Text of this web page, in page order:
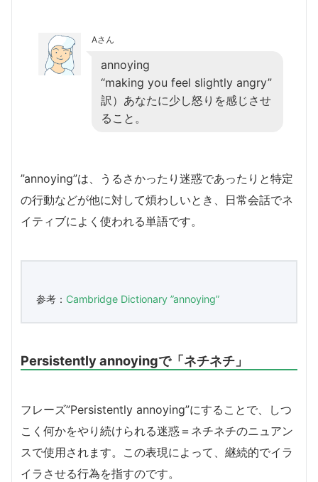
Aさん
annoying
“making you feel slightly angry”
訳）あなたに少し怒りを感じさせ
ること。
”annoying”は、うるさかったり迷惑であったりと特定
の行動などが他に対して煩わしいとき、日常会話でネ
イティブによく使われる単語です。
参考： Cambridge Dictionary ”annoying”
Persistently annoyingで「ネチネチ」
フレーズ”Persistently annoying”にすることで、しつ
こく何かをやり続けられる迷惑＝ネチネチのニュアン
スで使用されます。この表現によって、継続的でイラ
イラさせる行為を指すのです。